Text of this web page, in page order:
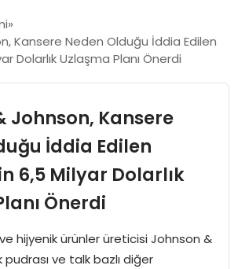
Kansere Neden Olduğu İddia Edilen
Dolarlık Uzlaşma Planı Önerdi
Johnson, Kansere
İddia Edilen
6,5 Milyar Dolarlık
Önerdi
hijyenik ürünler üreticisi Johnson &
ve talk bazlı diğer